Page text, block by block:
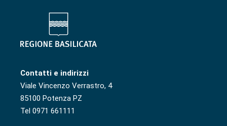
Contatti e indirizzi
Viale Vincenzo Verrastro, 4
85100 Potenza PZ
Tel 0971 661111